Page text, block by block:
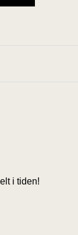
i tiden!